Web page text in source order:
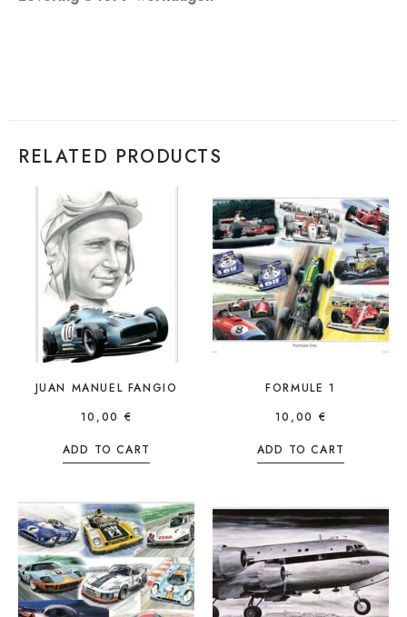
RELATED PRODUCTS
JUAN MANUEL FANGIO
10,00 €
ADD TO CART
FORMULE 1
10,00 €
ADD TO CART